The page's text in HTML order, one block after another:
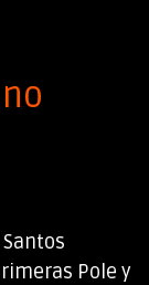
Pole y